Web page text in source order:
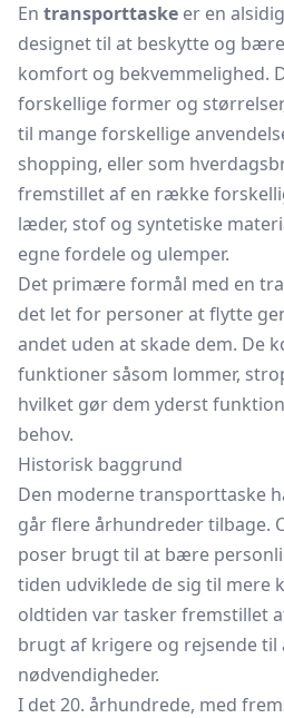
En transporttaske er en
designet til at beskytte og
komfort og bekvemmelighed.
forskellige former og
til mange forskellige
shopping, eller som
fremstillet af en række
læder, stof og syntetiske
egne fordele og ulemper.
Det primære formål med en
det let for personer at flytte
andet uden at skade dem. De
funktioner såsom lommer,
hvilket gør dem yderst
behov.
Historisk baggrund
Den moderne transporttaske
går flere århundreder tilbage.
poser brugt til at bære
tiden udviklede de sig til mere
oldtiden var tasker fremstillet
brugt af krigere og rejsende
nødvendigheder.
I det 20. århundrede, med